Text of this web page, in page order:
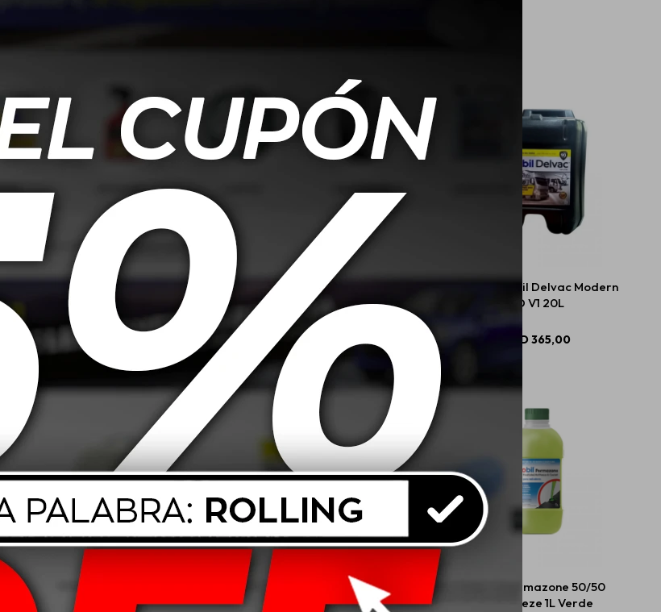
20W50 Mobil Moto 1L
80W90 Mobil M-Lube HD-A
GL5
10W40 Mobil Delvac Modern
SD V1 20L
USD365,00
20W50 Mobil Super 4L
15W40 Mobil M-Delvac
Modern SD V3 20L
Mobil Permazone 50/50
Antifreeze 1L Verde